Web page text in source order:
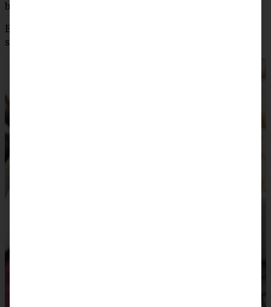
backen.
Etwas abkühlen lassen, dann warm mit einer Kugel Eis
servieren.